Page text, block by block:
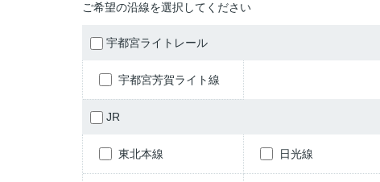
ご希望の沿線を選択してください
宇都宮ライトレール
宇都宮芳賀ライト線
JR
東北本線 日光線